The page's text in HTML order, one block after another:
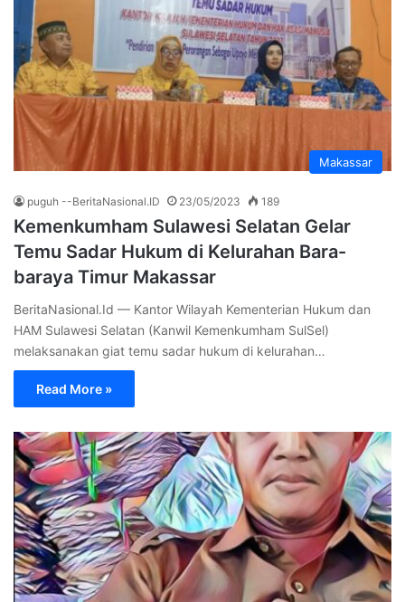
Makassar
puguh --BeritaNasional.ID 23/05/2023 189
Kemenkumham Sulawesi Selatan Gelar
Temu Sadar Hukum di Kelurahan Bara-
baraya Timur Makassar
BeritaNasional.Id — Kantor Wilayah Kementerian Hukum dan
HAM Sulawesi Selatan (Kanwil Kemenkumham SulSel)
melaksanakan giat temu sadar hukum di kelurahan…
Read More »